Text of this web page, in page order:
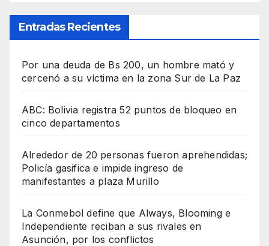
Entradas Recientes
Por una deuda de Bs 200, un hombre mató y
cercenó a su víctima en la zona Sur de La Paz
ABC: Bolivia registra 52 puntos de bloqueo en
cinco departamentos
Alrededor de 20 personas fueron aprehendidas;
Policía gasifica e impide ingreso de
manifestantes a plaza Murillo
La Conmebol define que Always, Blooming e
Independiente reciban a sus rivales en
Asunción, por los conflictos